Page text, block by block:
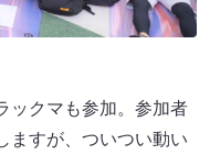
ックマも参加。参加者
ますが、ついつい動い